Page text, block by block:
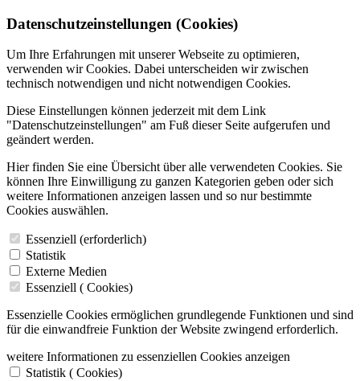
Datenschutzeinstellungen (Cookies)
Um Ihre Erfahrungen mit unserer Webseite zu optimieren,
verwenden wir Cookies. Dabei unterscheiden wir zwischen
technisch notwendigen und nicht notwendigen Cookies.
Diese Einstellungen können jederzeit mit dem Link
"Datenschutzeinstellungen" am Fuß dieser Seite aufgerufen und
geändert werden.
Hier finden Sie eine Übersicht über alle verwendeten Cookies. Sie
können Ihre Einwilligung zu ganzen Kategorien geben oder sich
weitere Informationen anzeigen lassen und so nur bestimmte
Cookies auswählen.
Essenziell (erforderlich)
Statistik
Externe Medien
Essenziell ( Cookies)
Essenzielle Cookies ermöglichen grundlegende Funktionen und sind
für die einwandfreie Funktion der Website zwingend erforderlich.
weitere Informationen zu essenziellen Cookies anzeigen
Statistik ( Cookies)